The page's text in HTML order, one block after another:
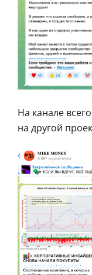
На канале
на другой